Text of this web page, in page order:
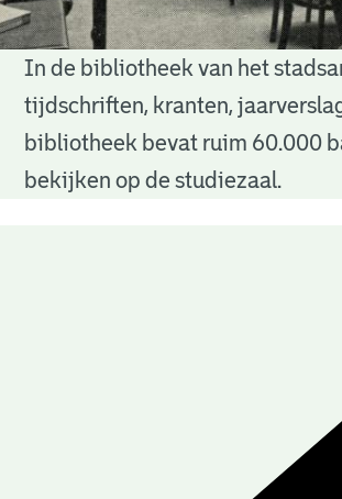
In de bibliotheek van het
tijdschriften, kranten,
bibliotheek bevat ruim 60.000
bekijken op de studiezaal.